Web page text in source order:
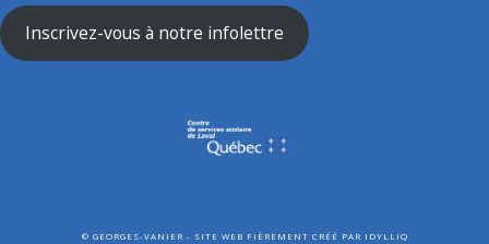
Inscrivez-vous à notre infolettre
© GEORGES-VANIER - SITE WEB FIÈREMENT CRÉÉ PAR IDYLLIQ